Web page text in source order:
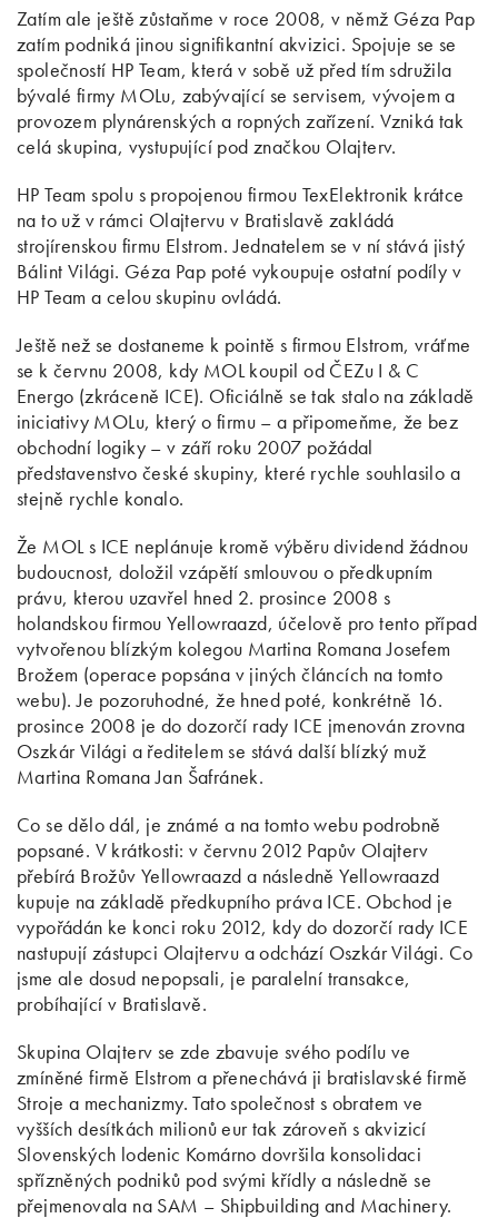
Zatím ale ještě zůstaňme v roce 2008, v němž Géza Pap
zatím podniká jinou signifikantní akvizici. Spojuje se se
společností HP Team, která v sobě už před tím sdružila
bývalé firmy MOLu, zabývající se servisem, vývojem a
provozem plynárenských a ropných zařízení. Vzniká tak
celá skupina, vystupující pod značkou Olajterv.
HP Team spolu s propojenou firmou TexElektronik krátce
na to už v rámci Olajtervu v Bratislavě zakládá
strojírenskou firmu Elstrom. Jednatelem se v ní stává jistý
Bálint Világi. Géza Pap poté vykoupuje ostatní podíly v
HP Team a celou skupinu ovládá.
Ještě než se dostaneme k pointě s firmou Elstrom, vráťme
se k červnu 2008, kdy MOL koupil od ČEZu I & C
Energo (zkráceně ICE). Oficiálně se tak stalo na základě
iniciativy MOLu, který o firmu – a připomeňme, že bez
obchodní logiky – v září roku 2007 požádal
představenstvo české skupiny, které rychle souhlasilo a
stejně rychle konalo.
Že MOL s ICE neplánuje kromě výběru dividend žádnou
budoucnost, doložil vzápětí smlouvou o předkupním
právu, kterou uzavřel hned 2. prosince 2008 s
holandskou firmou Yellowraazd, účelově pro tento případ
vytvořenou blízkým kolegou Martina Romana Josefem
Brožem (operace popsána v jiných článcích na tomto
webu). Je pozoruhodné, že hned poté, konkrétně 16.
prosince 2008 je do dozorčí rady ICE jmenován zrovna
Oszkár Világi a ředitelem se stává další blízký muž
Martina Romana Jan Šafránek.
Co se dělo dál, je známé a na tomto webu podrobně
popsané. V krátkosti: v červnu 2012 Papův Olajterv
přebírá Brožův Yellowraazd a následně Yellowraazd
kupuje na základě předkupního práva ICE. Obchod je
vypořádán ke konci roku 2012, kdy do dozorčí rady ICE
nastupují zástupci Olajtervu a odchází Oszkár Világi. Co
jsme ale dosud nepopsali, je paralelní transakce,
probíhající v Bratislavě.
Skupina Olajterv se zde zbavuje svého podílu ve
zmíněné firmě Elstrom a přenechává ji bratislavské firmě
Stroje a mechanizmy. Tato společnost s obratem ve
vyšších desítkách milionů eur tak zároveň s akvizicí
Slovenských lodenic Komárno dovršila konsolidaci
spřízněných podniků pod svými křídly a následně se
přejmenovala na SAM – Shipbuilding and Machinery.